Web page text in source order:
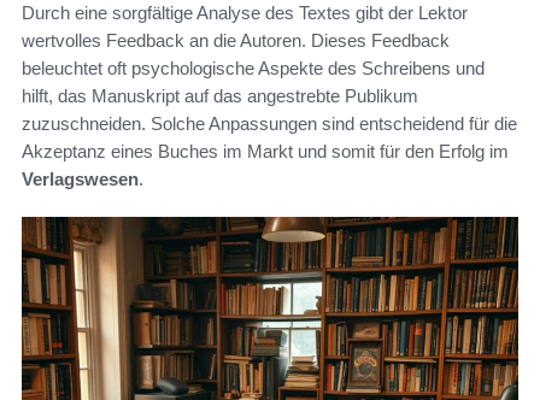
Durch eine sorgfältige Analyse des Textes gibt der Lektor
wertvolles Feedback an die Autoren. Dieses Feedback
beleuchtet oft psychologische Aspekte des Schreibens und
hilft, das Manuskript auf das angestrebte Publikum
zuzuschneiden. Solche Anpassungen sind entscheidend für die
Akzeptanz eines Buches im Markt und somit für den Erfolg im
Verlagswesen.